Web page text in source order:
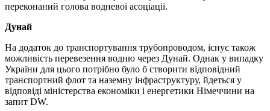
переконаний голова водневої асоціації.
Дунай
На додаток до транспортування трубопроводом, існує також
можливість перевезення водню через Дунай. Однак у випадку
України для цього потрібно було б створити відповідний
транспортний флот та наземну інфраструктуру, йдеться у
відповіді міністерства економіки і енергетики Німеччини на
запит DW.